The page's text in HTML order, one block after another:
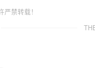
严禁转载！